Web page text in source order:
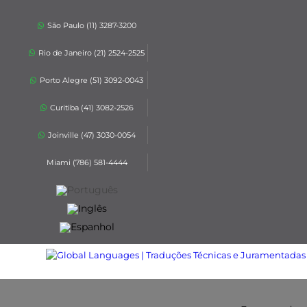
São Paulo (11) 3287-3200
Rio de Janeiro (21) 2524-2525
Porto Alegre (51) 3092-0043
Curitiba (41) 3082-2526
Joinville (47) 3030-0054
Miami (786) 581-4444